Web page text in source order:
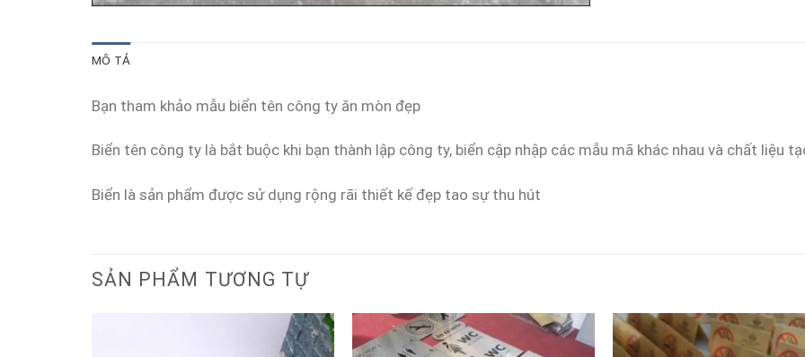
MÔ TẢ
Bạn tham khảo mẫu biển tên công ty ăn mòn đẹp
Biển tên công ty là bắt buộc khi bạn thành lập công ty, biển cập nhập các mẫu mã khác nhau và chất liệu
Biển là sản phẩm được sử dụng rộng rãi thiết kế đẹp tao sự thu hút
SẢN PHẨM TƯƠNG TỰ